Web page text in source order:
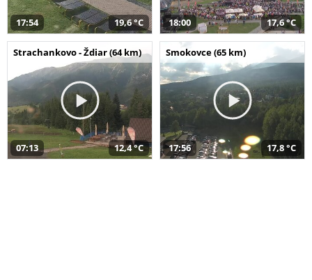
17:54 19,6 °C 18:00 17,6 °C
Strachankovo - Ždiar (64 km)
07:13 12,4 °C
Smokovce (65 km)
17:56 17,8 °C